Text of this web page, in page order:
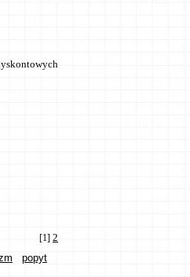
[1] 2
popyt